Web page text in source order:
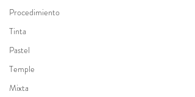
Procedimiento
Tinta
Pastel
Temple
Mixta